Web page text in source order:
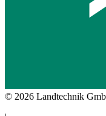
© 2026 Landtechnik